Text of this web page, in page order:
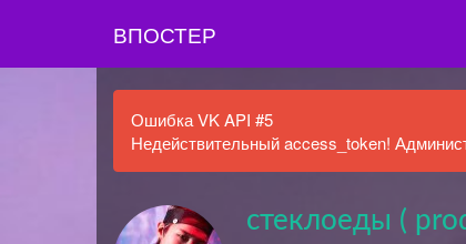
ВПОСТЕР
Ошибка VK API #5
Недействительный access_token!
стеклоеды (